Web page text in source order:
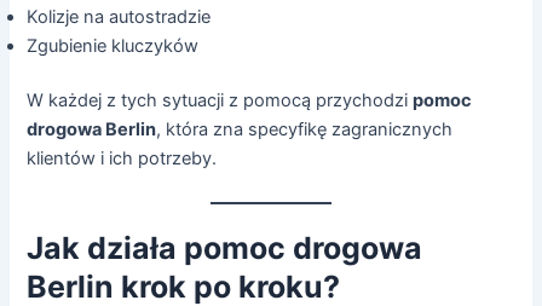
Kolizje na autostradzie
Zgubienie kluczyków
W każdej z tych sytuacji z pomocą przychodzipomoc
drogowa Berlin, która zna specyfikę zagranicznych
klientów i ich potrzeby.
Jak działa pomoc drogowa
Berlin krok po kroku?